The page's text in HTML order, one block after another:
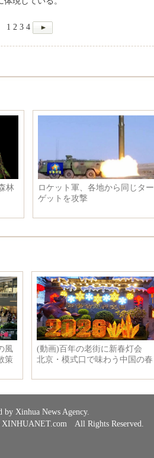
1 2 3 4
春
男優陸毅と奥様鮑蕾が20年も相
愛し、表紙写真が幸せに溢れる
by Xinhua News Agency.
All Rights Reserved.